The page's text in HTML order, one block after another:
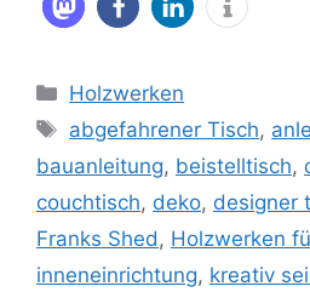
Kategorien
Holzwerken
Schlagwörter
abgefahrener Tisch,
bauanleitung, beistelltisch,
couchtisch, deko, designer
Franks Shed , Holzwerken
inneneinrichtung, kreativ